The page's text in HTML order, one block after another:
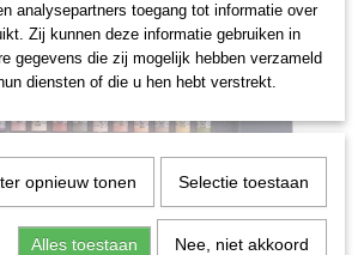
analysepartners toegang tot informatie over
Zij kunnen deze informatie gebruiken in
gegevens die zij mogelijk hebben verzameld
diensten of die u hen hebt verstrekt.
opnieuw tonen Selectie toestaan
Alles toestaan Nee, niet akkoord